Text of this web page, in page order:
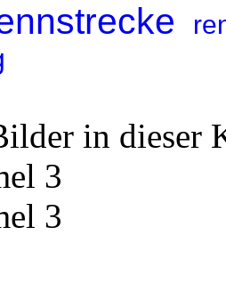
in dieser
3
3